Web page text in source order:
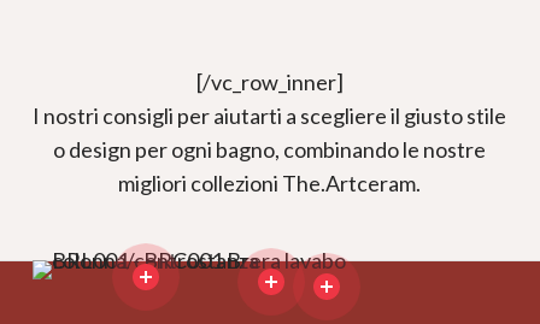
[/vc_row_inner]
I nostri consigli per aiutarti a scegliere il giusto stile
o design per ogni bagno, combinando le nostre
migliori collezioni The.Artceram.